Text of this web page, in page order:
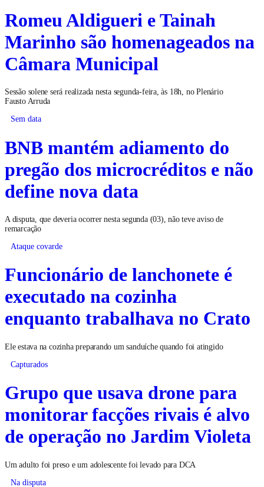
Romeu Aldigueri e Tainah
Marinho são homenageados na
Câmara Municipal
Sessão solene será realizada nesta segunda-feira, às 18h, no Plenário
Fausto Arruda
Sem data
BNB mantém adiamento do
pregão dos microcréditos e não
define nova data
A disputa, que deveria ocorrer nesta segunda (03), não teve aviso de
remarcação
Ataque covarde
Funcionário de lanchonete é
executado na cozinha
enquanto trabalhava no Crato
Ele estava na cozinha preparando um sanduíche quando foi atingido
Capturados
Grupo que usava drone para
monitorar facções rivais é alvo
de operação no Jardim Violeta
Um adulto foi preso e um adolescente foi levado para DCA
Na disputa